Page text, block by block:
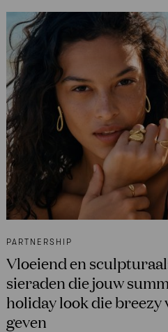
PARTNERSHIP
Vloeiend en
sieraden die jouw
holiday look die breezy
geven